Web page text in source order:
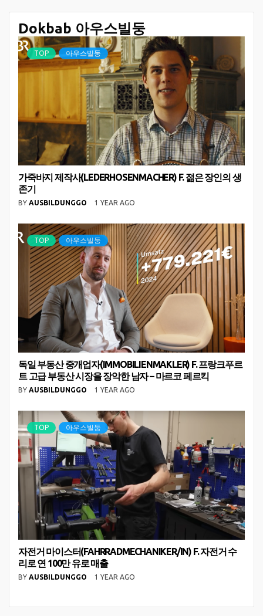
Dokbab 아우스빌둥
TOP 아우스빌둥
가죽바지 제작사(LEDERHOSENMACHER) F. 젊은 장인의 생
존기
BY AUSBILDUNGGO 1 YEAR AGO
TOP 아우스빌둥
독일 부동산 중개업자(IMMOBILIENMAKLER) F. 프랑크푸르
트 고급 부동산 시장을 장악한 남자 – 마르코 페르킥
BY AUSBILDUNGGO 1 YEAR AGO
TOP 아우스빌둥
자전거 마이스터(FAHRRADMECHANIKER/IN) F. 자전거 수
리로 연 100만 유로 매출
BY AUSBILDUNGGO 1 YEAR AGO